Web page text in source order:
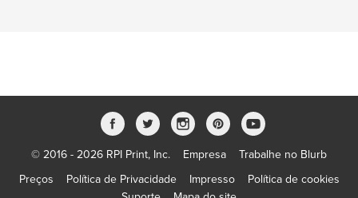
© 2016 - 2026 RPI Print, Inc. Empresa
Trabalhe no Blurb
Preços
Política de Privacidade Impresso
Política de cookies